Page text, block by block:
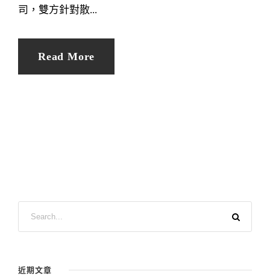
司，雙方針對散...
Read More
近期文章